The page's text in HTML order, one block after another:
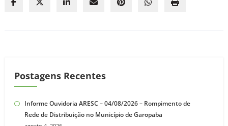
Postagens Recentes
Informe Ouvidoria ARESC – 04/08/2026 – Rompimento de
Rede de Distribuição no Município de Garopaba